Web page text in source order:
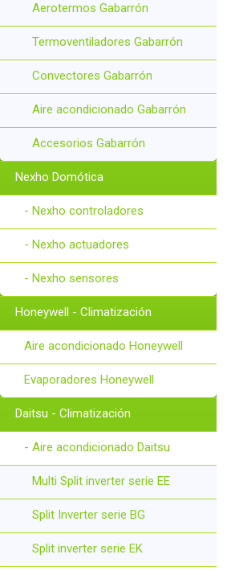
Aerotermos Gabarrón
Termoventiladores Gabarrón
Convectores Gabarrón
Aire acondicionado Gabarrón
Accesorios Gabarrón
Nexho Domótica
- Nexho controladores
- Nexho actuadores
- Nexho sensores
Honeywell - Climatización
Aire acondicionado Honeywell
Evaporadores Honeywell
Daitsu - Climatización
- Aire acondicionado Daitsu
Multi Split inverter serie EE
Split Inverter serie BG
Split inverter serie EK